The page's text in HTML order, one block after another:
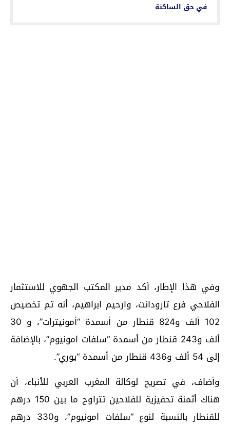
في حق الساكنة
وفي هذا الإطار، أكد مدير المكتب الجهوي للاستثمار
الفلاحي فرع تارودانت، وارحيم ابراهيم، أنه تم تخصيص
102 ألف و824 قنطار من أسمدة “أمونيترات”، و 30
ألف و243 قنطار من أسمدة “سلفات امونيوم”، بالإضافة
إلى 54 ألف و436 قنطار من أسمدة “يوري”.
وأضاف، في تصريح لوكالة المغرب العربي للأنباء، أن
هناك أثمنة تحفيزية للفلاحين تتراوح ما بين 150 درهم
للقنطار بالنسبة لنوع “سلفات امونيوم”، و330 درهم